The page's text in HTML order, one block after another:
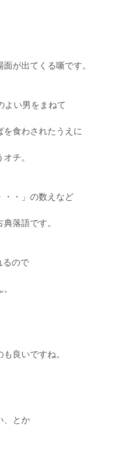
が出てくる噺です。
よい男をまねて
食わされたうえに
チ。
・・」の数えなど
落語です。
るので
良いですね。
、とか